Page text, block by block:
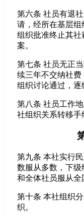
第六条 社员有退
请，经所在基层组
组织批准终止其
案。
第七条 社员无正
续三年不交纳社
组织讨论通过，逐
第八条 社员工作
社组织关系转移手
第九条 本社实行
数服从多数，下
和全体社员服从全
第十条 本社组织
织。